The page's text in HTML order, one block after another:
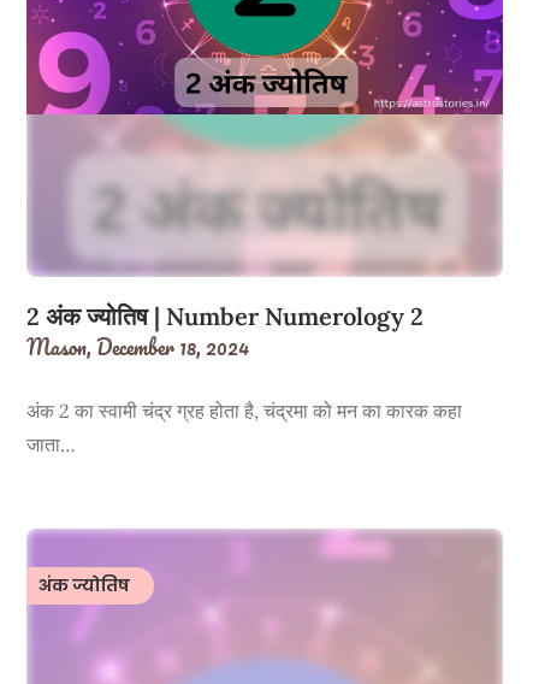
2 अंक ज्योतिष | Number Numerology 2
Mason,December 18, 2024
अंक 2 का स्वामी चंद्र ग्रह होता है, चंद्रमा को मन का कारक कहा
जाता…
अंक ज्योतिष